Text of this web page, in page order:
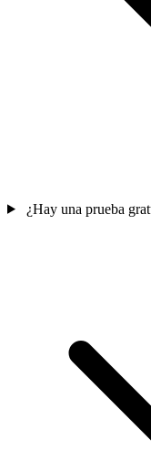
¿Hay una prueba